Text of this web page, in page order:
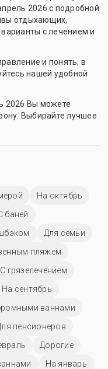
2026 с подробной
отдыхающих,
с лечением и
и понять, в
нашей удобной
2026 Вы можете
Выбирайте лучшее
На октябрь
баней
Для семьи
пляжем
С грязелечением
На сентябрь
ваннами
пенсионеров
Дорогие
На январь